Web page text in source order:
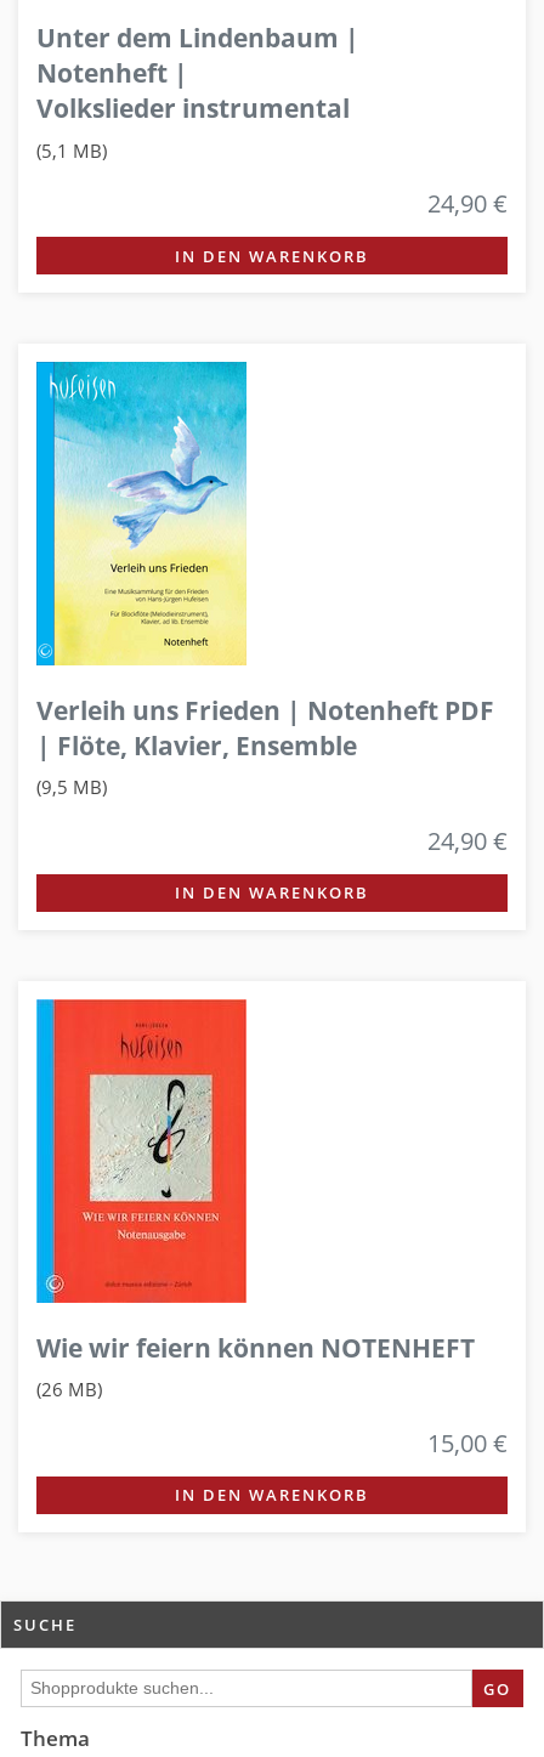
Unter dem Lindenbaum |
Notenheft |
Volkslieder instrumental
(5,1 MB)
24,90 €
IN DEN WARENKORB
Verleih uns Frieden | Notenheft PDF
| Flöte, Klavier, Ensemble
(9,5 MB)
24,90 €
IN DEN WARENKORB
Wie wir feiern können NOTENHEFT
(26 MB)
15,00 €
IN DEN WARENKORB
SUCHE
GO
Thema